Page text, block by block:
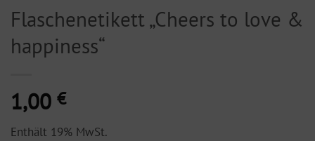
Flaschenetikett „Cheers to love &
happiness“
1,00 €
Enthält 19% MwSt.